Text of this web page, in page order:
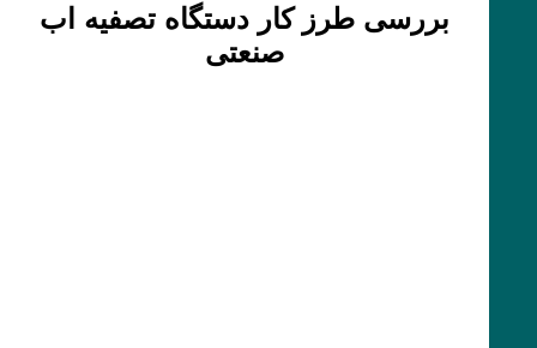
بررسی طرز کار دستگاه تصفیه اب
صنعتی